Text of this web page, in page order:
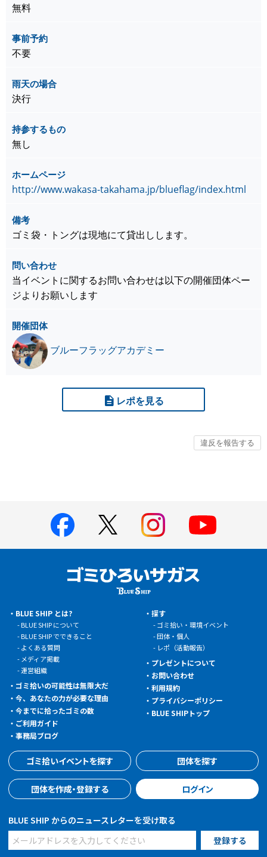
無料
事前予約
不要
雨天の場合
決行
持参するもの
無し
ホームページ
http://www.wakasa-takahama.jp/blueflag/index.html
備考
ゴミ袋・トングは現地にて貸出しします。
問い合わせ
当イベントに関するお問い合わせは以下の開催団体ペー
ジよりお願いします
開催団体
ブルーフラッグアカデミー
レポを見る
BLUE SHIP とは?
BLUE SHIP について
BLUE SHIP でできること
よくある質問
メディア掲載
運営組織
ゴミ拾いの可能性は無限大だ
今、あなたの力が必要な理由
今までに拾ったゴミの数
ご利用ガイド
事務局ブログ
探す
ゴミ拾い・環境イベント
団体・個人
レポ（活動報告）
プレゼントについて
お問い合わせ
利用規約
プライバシーポリシー
BLUE SHIPトップ
ゴミ拾いイベントを探す 団体を探す
団体を作成・登録する ログイン
BLUE SHIP からのニュースレターを受け取る